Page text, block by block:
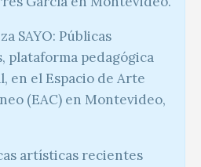
SAYO: Públicas
plataforma pedagógica
en el Espacio de Arte
(EAC) en Montevideo,
artísticas recientes